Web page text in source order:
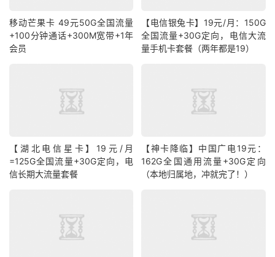
移动芒果卡 49元50G全国流量
+100分钟通话+300M宽带+1年
会员
【电信银兔卡】19元/月：150G
全国流量+30G定向，电信大流
量手机卡套餐（两年都是19）
【湖北电信星卡】19元/月
=125G全国流量+30G定向，电
信长期大流量套餐
【神卡降临】中国广电19元：
162G全国通用流量+30G定向
（本地归属地，冲就完了！）